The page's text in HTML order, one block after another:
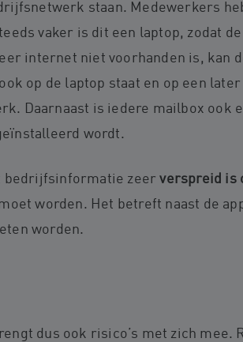
staan. Medewerkers
vaker is dit een laptop, zodat de
internet niet voorhanden is, kan
op de laptop staat en op een
Daarnaast is iedere mailbox ook
wordt.
bedrijfsinformatie zeerverspreid is
worden. Het betreft naast de
worden.
dus ook risico’s met zich mee.